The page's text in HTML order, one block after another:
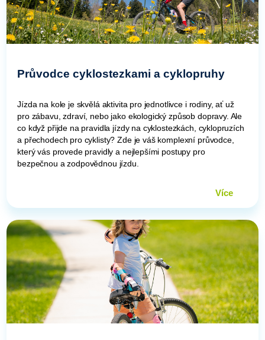
Průvodce cyklostezkami a cyklopruhy
Jízda na kole je skvělá aktivita pro jednotlivce i rodiny, ať už
pro zábavu, zdraví, nebo jako ekologický způsob dopravy. Ale
co když přijde na pravidla jízdy na cyklostezkách, cyklopruzích
a přechodech pro cyklisty? Zde je váš komplexní průvodce,
který vás provede pravidly a nejlepšími postupy pro
bezpečnou a zodpovědnou jízdu.
Více